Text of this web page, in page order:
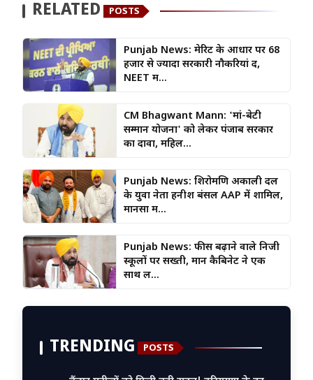
RELATED POSTS
Punjab News: मेरिट के आधार पर 68
हजार से ज्यादा सरकारी नौकरियां दीं,
NEET म...
CM Bhagwant Mann: 'मां-बेटी
सम्मान योजना' को लेकर पंजाब सरकार
का दावा, महिल...
Punjab News: शिरोमणि अकाली दल
के युवा नेता हनीश बंसल AAP में शामिल,
मानसा म...
Punjab News: फीस बढ़ाने वाले निजी
स्कूलों पर सख्ती, मान कैबिनेट ने एक
साथ ल...
TRENDING POSTS